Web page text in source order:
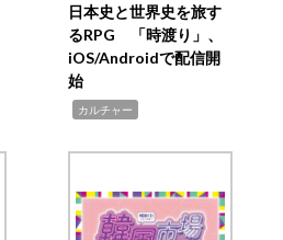
日本史と世界史を旅す
るRPG 「時渡り」、
iOS/Androidで配信開
始
カルチャー